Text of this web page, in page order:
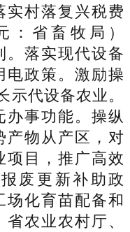
实村落复兴税费
：省畜牧局）
。落实现代设备
电政策。激励操
示代设备农业。
事功能。操纵
产物从产区，对
项目，推广高效
废更新补助政
场化育苗配备和
农业农村厅、